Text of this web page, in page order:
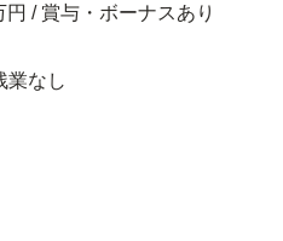
/ 賞与・ボーナスあり
業なし